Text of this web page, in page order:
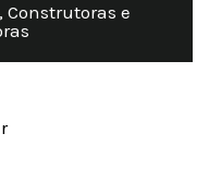
Construtoras e